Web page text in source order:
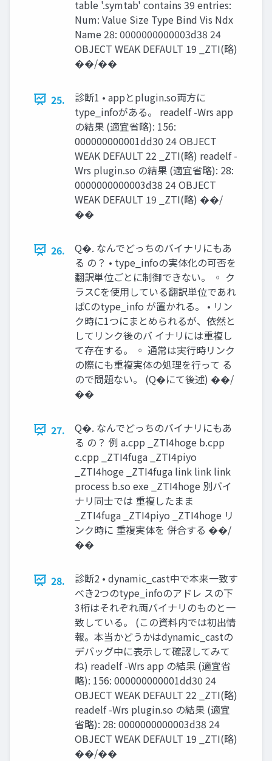
table '.symtab' contains 39 entries:
Num: Value Size Type Bind Vis Ndx
Name 28: 0000000000003d38 24
OBJECT WEAK DEFAULT 19 _ZTI(略)
��/��
25.
診断1 • appとplugin.so両⽅に
type_infoがある。 readelf -Wrs app
の結果 (適宜省略): 156:
000000000001dd30 24 OBJECT
WEAK DEFAULT 22 _ZTI(略) readelf -
Wrs plugin.so の結果 (適宜省略): 28:
0000000000003d38 24 OBJECT
WEAK DEFAULT 19 _ZTI(略) ��/
��
26.
Q�. なんでどっちのバイナリにもあ
る の？ • type_infoの実体化の可否を
翻訳単位ごとに制御できない。 ◦ ク
ラスCを使⽤している翻訳単位であれ
ばCのtype_info が置かれる。 • リン
ク時に1つにまとめられるが、依然と
してリンク後のバ イナリには重複し
て存在する。 ◦ 通常は実⾏時リンク
の際にも重複実体の処理を⾏って る
ので問題ない。 (Q�にて後述) ��/
��
27.
Q�. なんでどっちのバイナリにもあ
る の？ 例 a.cpp _ZTI4hoge b.cpp
c.cpp _ZTI4fuga _ZTI4piyo
_ZTI4hoge _ZTI4fuga link link link
process b.so exe _ZTI4hoge 別バイ
ナリ同士では 重複したまま
_ZTI4fuga _ZTI4piyo _ZTI4hoge リ
ンク時に 重複実体を 併合する ��/
��
28.
診断2 • dynamic_cast中で本来⼀致す
べき2つのtype_infoのアドレ スの下
3桁はそれぞれ両バイナリのものと⼀
致している。 (この資料内では初出情
報。本当かどうかはdynamic_castの
デバッグ中に表⽰して確認してみて
ね) readelf -Wrs app の結果 (適宜省
略): 156: 000000000001dd30 24
OBJECT WEAK DEFAULT 22 _ZTI(略)
readelf -Wrs plugin.so の結果 (適宜
省略): 28: 0000000000003d38 24
OBJECT WEAK DEFAULT 19 _ZTI(略)
��/��